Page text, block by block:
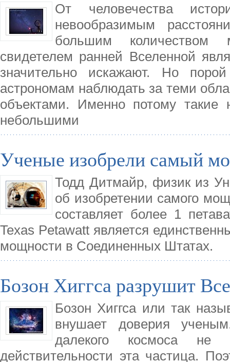
От человечества
невообразимым
большим количеством
свидетелем ранней Вселенной
значительно искажают. Но
астрономам наблюдать за теми
объектами. Именно потому
небольшими
Ученые изобрели самый
Тодд Дитмайр, физик из
об изобретении самого
составляет более 1
Texas Petawatt является
мощности в Соединенных Штатах.
Бозон Хиггса разрушит
Бозон Хиггса или так
внушает доверия
далекого космоса
действительности эта частица.